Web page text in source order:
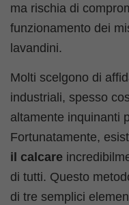
ma rischia di
funzionamento dei
lavandini.
Molti scelgono di
industriali, spesso
altamente inquinanti
Fortunatamente,
il calcare
di tutti. Questo
di tre semplici